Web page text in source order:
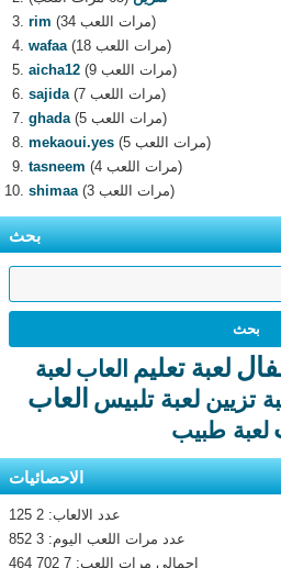
rim
(34 مرات اللعب)
wafaa
(18 مرات اللعب)
aicha12
(9 مرات اللعب)
sajida
(7 مرات اللعب)
ghada
(5 مرات اللعب)
mekaoui.yes
(5 مرات اللعب)
tasneem
(4 مرات اللعب)
shimaa
(3 مرات اللعب)
بحث
لعبة تعليم العاب لعبة
تزيين لعبة تلبيس العاب
لعبة طبيب
الاحصائيات
عدد الالعاب: 2 125
عدد مرات اللعب اليوم: 3 852
اجمالى مرات اللعب: 7 702 464